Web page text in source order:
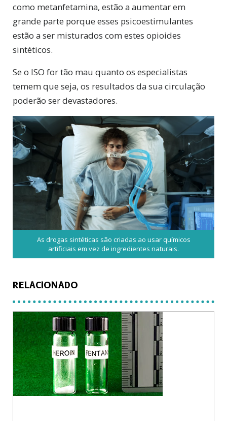
como metanfetamina, estão a aumentar em
grande parte porque esses psicoestimulantes
estão a ser misturados com estes opioides
sintéticos.
Se o ISO for tão mau quanto os especialistas
temem que seja, os resultados da sua circulação
poderão ser devastadores.
As drogas sintéticas são criadas ao usar químicos
artificiais em vez de ingredientes naturais.
RELACIONADO